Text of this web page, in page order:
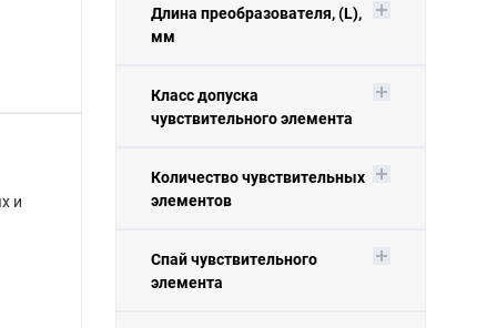
и
Длина преобразователя, (L),
мм
Класс допуска
чувствительного элемента
Количество чувствительных
элементов
Спай чувствительного
элемента